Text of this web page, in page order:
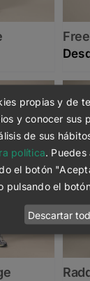
propias y de
y conocer sus
de sus
política.
el botón
pulsando el
Descartar